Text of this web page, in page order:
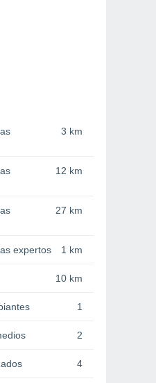
3 km
12 km
27 km
expertos 1 km
10 km
1
2
4